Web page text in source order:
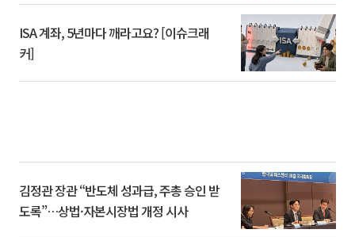
ISA 계좌, 5년마다 깨라고요? [이슈크래
커]
김정관 장관 “반도체 성과급, 주총 승인 받
도록”…상법·자본시장법 개정 시사